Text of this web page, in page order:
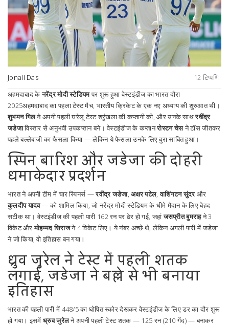
Jonali Das
12 टिप्पणि
अहमदाबाद केनरेंद्र मोदी स्टेडियमपर शुरू हुआवेस्टइंडीज का भारत दौरा
2025अहमदाबादका पहला टेस्ट मैच, भारतीय क्रिकेट के एक नए अध्याय की शुरुआत थी।
शुभमन गिलने अपनी पहली घरेलू टेस्ट श्रृंखला की कप्तानी की, और उनके साथरवींद्र
जडेजाविस्तार से अनुभवी उपकप्तान बने। वेस्टइंडीज के कप्तानरोस्टन चेसने टॉस जीतकर
पहले बल्लेबाजी का फैसला किया — लेकिन ये फैसला उनके लिए बुरा साबित हुआ।
स्पिन बारिश और जडेजा की दोहरी
धमाकेदार प्रदर्शन
भारत ने अपनी टीम में चार स्पिनर्स —रवींद्र जडेजा,अक्षर पटेल,वाशिंगटन सुंदरऔर
कुलदीप यादव— को शामिल किया, जो नरेंद्र मोदी स्टेडियम के धीमे मैदान के लिए बेहद
सटीक था। वेस्टइंडीज की पहली पारी 162 रन पर ढेर हो गई, जहांजसप्रीत बुमराहने 3
विकेट औरमोहम्मद सिराजने 4 विकेट लिए। ये नंबर अच्छे थे, लेकिन अगली पारी में जडेजा
ने जो किया, वो इतिहास बन गया।
ध्रुव जुरेल ने टेस्ट में पहली शतक
लगाई, जडेजा ने बल्ले से भी बनाया
इतिहास
भारत की पहली पारी में 448/5 का घोषित स्कोर देखकर वेस्टइंडीज के लिए डर का दौर शुरू
हो गया। इसमें ध्रुव जुरेलने अपनी पहली टेस्ट शतक — 125 रन (210 गेंद) — बनाकर